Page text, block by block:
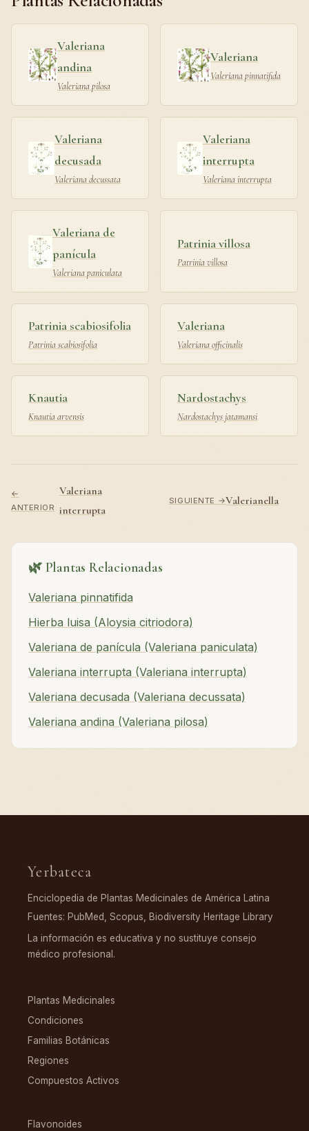
Valeriana
andina
Valeriana pilosa
Valeriana
Valeriana pinnatifida
Valeriana
decusada
Valeriana decussata
Valeriana
interrupta
Valeriana interrupta
Valeriana de
panícula
Valeriana paniculata
Patrinia villosa
Patrinia villosa
Patrinia scabiosifolia
Patrinia scabiosifolia
Valeriana
Valeriana officinalis
Knautia
Knautia arvensis
Nardostachys
Nardostachys jatamansi
←
ANTERIOR
Valeriana
interrupta
SIGUIENTE →Valerianella
🌿 Plantas Relacionadas
Valeriana pinnatifida
Hierba luisa (Aloysia citriodora)
Valeriana de panícula (Valeriana paniculata)
Valeriana interrupta (Valeriana interrupta)
Valeriana decusada (Valeriana decussata)
Valeriana andina (Valeriana pilosa)
Yerbateca
Enciclopedia de Plantas Medicinales de América Latina
Fuentes: PubMed, Scopus, Biodiversity Heritage Library
La información es educativa y no sustituye consejo
médico profesional.
Plantas Medicinales
Condiciones
Familias Botánicas
Regiones
Compuestos Activos
Flavonoides